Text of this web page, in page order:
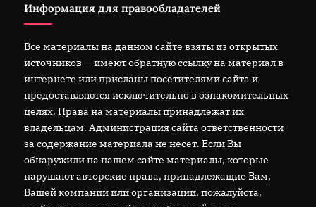
Информация для правообладателей
Все материалы на данном сайте взяты из открытых
источников — имеют обратную ссылку на материал в
интернете или присланы посетителями сайта и
предоставляются исключительно в ознакомительных
целях. Права на материалы принадлежат их
владельцам. Администрация сайта ответственности
за содержание материала не несет. Если Вы
обнаружили на нашем сайте материалы, которые
нарушают авторские права, принадлежащие Вам,
Вашей компании или организации, пожалуйста,